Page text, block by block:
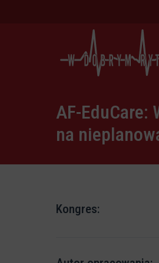
AF-
na
Kongres: